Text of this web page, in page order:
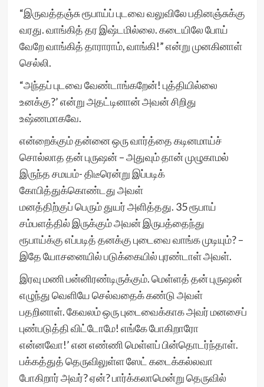
“இருவத்தஞ்சு ரூபாய்ப் புடவை வலுவிலே பதினஞ்சுக்கு
வரது. வாங்கித் தர இஷ்டமில்லை. கடையிலே போய்
வேறே வாங்கித் தாராராம், வாங்கி!” என்று முனகினாள்
செல்லி.
“அந்தப் புடவை வேண்டாங்கறேன்! புத்தியில்லை
உனக்கு?’ என்று அதட்டினான் அவன் சிறிது
உஷ்ணமாகவே.
என்றைக்கும் தன்னை ஒரு வார்த்தை கடினமாய்ச்
சொல்லாத தன் புருஷன் – அதுவும் தான் முழுகாமல்
இருந்த சமயம்- திடீரென்று இப்படிக்
கோபித்துக்கொண்டது அவள்
மனத்திற்குப் பெரும் துயர் அளித்தது. 35 ரூபாய்
சம்பளத்தில் இருக்கும் அவன் இருபத்தைந்து
ரூபாய்க்கு எப்படித் தனக்கு புடைவை வாங்க முடியும்? –
இதே யோசனையில் படுக்கையில் புரண்டாள் அவள்.
இரவு மணி பன்னிரண்டிருக்கும். மெள்ளத் தன் புருஷன்
எழுந்து வெளியே செல்வதைக் கண்டு அவள்
பதறினாள். கேவலம் ஒரு புடைவைக்காக அவர் மனசைப்
புண்படுத்தி விட்டோமே! எங்கே போகிறாரோ
என்னவோ!’ என எண்ணி மெள்ளப் பின்தொடர்ந்தாள்.
பக்கத்துத் தெருவிலுள்ள ஸேட் கடைக்கல்லவா
போகிறார் அவர்? ஏன்? பார்க்கலாமென்று தெருவில்